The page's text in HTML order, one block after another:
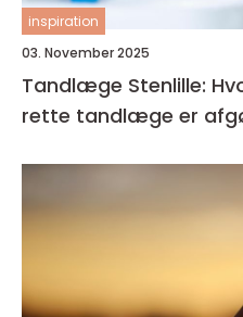
inspiration
03. November 2025
Tandlæge Stenlille:
rette tandlæge er